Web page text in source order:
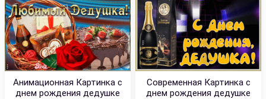
Анимационная Картинка с
днем рождения дедушке
Современная Картинка с
днем рождения дедушке